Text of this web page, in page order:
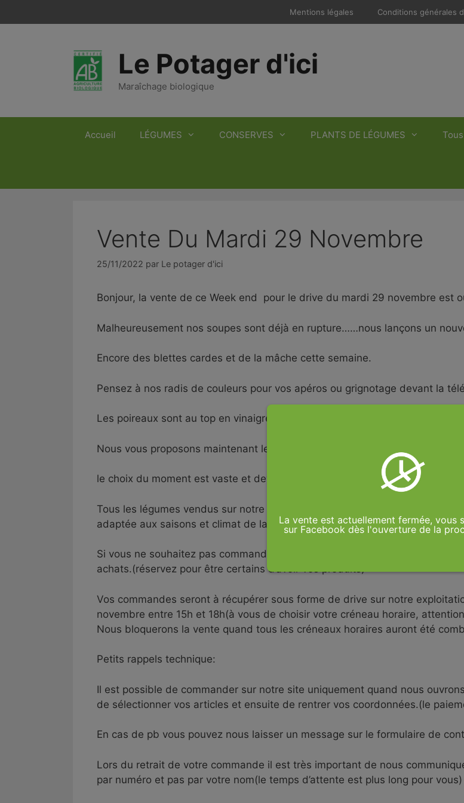
au
Mentions légales Conditions générales
Le Potager d'ici
Maraîchage biologique
Accueil LÉGUMES CONSERVES PLANTS DE LÉGUMES
Vente Du Mardi 29 Novembre
25/11/2022 par Le potager d'ici
Bonjour, la vente de ce Week end pour le drive du mardi 29 novembre est
Malheureusement nos soupes sont déjà en rupture……nous lançons un
Encore des blettes cardes et de la mâche cette semaine.
Pensez à nos radis de couleurs pour vos apéros ou grignotage devant la
Les poireaux sont au top en vinaigrette ou en fondue de poireaux
Nous vous proposons maintenant les céleris sur notre site
le choix du moment est vaste et devrait vous permettre de régaler votre
Tous les légumes vendus sur notre site proviennent de notre production à
adaptée aux saisons et climat de la Nièvre.
Si vous ne souhaitez pas commander par internet notre vente sur
achats.(réservez pour être certains d’avoir vos produits)
Vos commandes seront à récupérer sous forme de drive sur notre
novembre entre 15h et 18h(à vous de choisir votre créneau horaire,
Nous bloquerons la vente quand tous les créneaux horaires auront été
Petits rappels technique:
Il est possible de commander sur notre site uniquement quand nous
de sélectionner vos articles et ensuite de rentrer vos coordonnées.(le
En cas de pb vous pouvez nous laisser un message sur le formulaire de
Lors du retrait de votre commande il est très important de nous
par numéro et pas par votre nom(le temps d’attente est plus long pour vous)
La vente est actuellement fermée, vous
sur Facebook dès l'ouverture de la